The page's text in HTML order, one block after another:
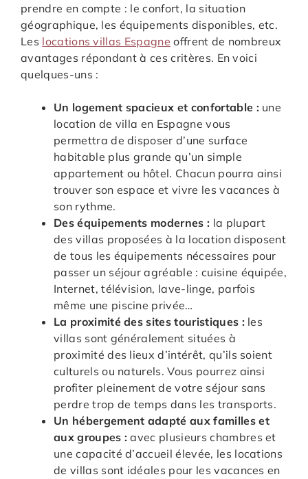
prendre en compte : le confort, la situation
géographique, les équipements disponibles, etc.
Les locations villas Espagne offrent de nombreux
avantages répondant à ces critères. En voici
quelques-uns :
Un logement spacieux et confortable : une
location de villa en Espagne vous
permettra de disposer d’une surface
habitable plus grande qu’un simple
appartement ou hôtel. Chacun pourra ainsi
trouver son espace et vivre les vacances à
son rythme.
Des équipements modernes : la plupart
des villas proposées à la location disposent
de tous les équipements nécessaires pour
passer un séjour agréable : cuisine équipée,
Internet, télévision, lave-linge, parfois
même une piscine privée…
La proximité des sites touristiques : les
villas sont généralement situées à
proximité des lieux d’intérêt, qu’ils soient
culturels ou naturels. Vous pourrez ainsi
profiter pleinement de votre séjour sans
perdre trop de temps dans les transports.
Un hébergement adapté aux familles et
aux groupes : avec plusieurs chambres et
une capacité d’accueil élevée, les locations
de villas sont idéales pour les vacances en